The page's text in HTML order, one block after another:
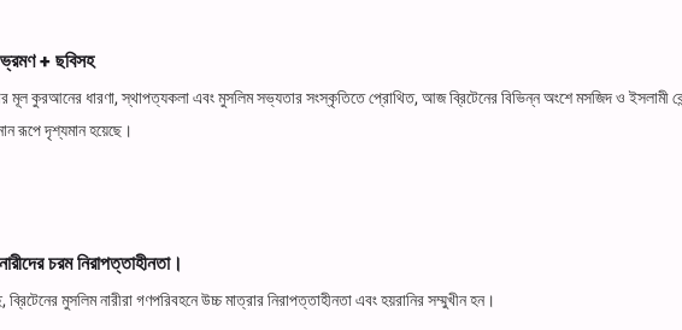
ভ্রমণ + ছবিসহ
মূল কুরআনের ধারণা, স্থাপত্যকলা এবং মুসলিম সভ্যতার সংস্কৃতিতে প্রোথিত, আজ ব্রিটেনের বিভিন্ন অংশে মসজিদ ও ইসলামী
রূপে দৃশ্যমান হয়েছে।
চরম নিরাপত্তাহীনতা।
মুসলিম নারীরা গণপরিবহনে উচ্চ মাত্রার নিরাপত্তাহীনতা এবং হয়রানির সম্মুখীন হন।